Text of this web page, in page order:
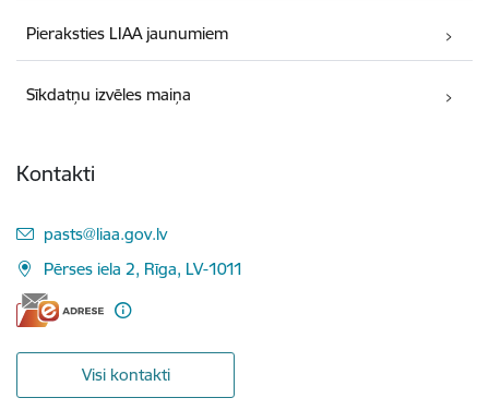
Pieraksties LIAA jaunumiem
Sīkdatņu izvēles maiņa
Kontakti
E-pasts:
pasts@liaa.gov.lv
Pērses iela 2, Rīga, LV-1011
Visi kontakti